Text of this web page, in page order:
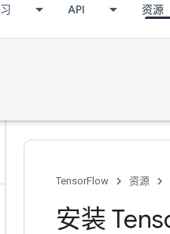
API 资源
TensorFlow 资源
安装